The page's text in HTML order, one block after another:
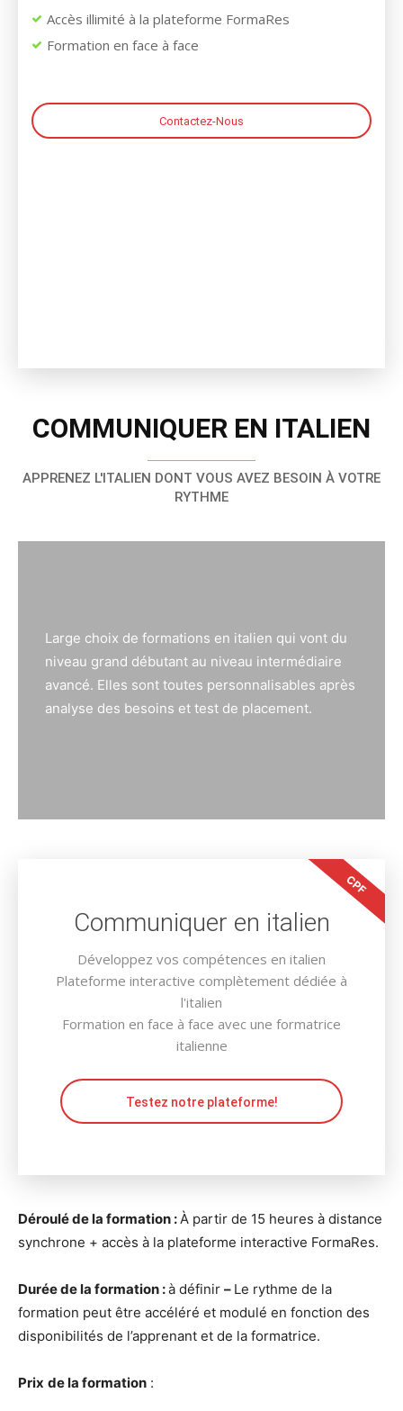
Accès illimité à la plateforme FormaRes
Formation en face à face
Contactez-Nous
COMMUNIQUER EN ITALIEN
APPRENEZ L'ITALIEN DONT VOUS AVEZ BESOIN À VOTRE
RYTHME
Large choix de formations en italien qui vont du
niveau grand débutant au niveau intermédiaire
avancé. Elles sont toutes personnalisables après
analyse des besoins et test de placement.
CPF
Communiquer en italien
Développez vos compétences en italien
Plateforme interactive complètement dédiée à
l'italien
Formation en face à face avec une formatrice
italienne
Testez notre plateforme!
Déroulé de la formation :À partir de 15 heures à distance
synchrone + accès à la plateforme interactive FormaRes.
Durée de la formation :à définir – Le rythme de la
formation peut être accéléré et modulé en fonction des
disponibilités de l’apprenant et de la formatrice.
Prix de la formation :